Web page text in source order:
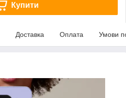
Купити
Доставка Оплата Умови